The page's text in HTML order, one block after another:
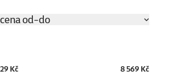
cena od-do
29 Kč 8 569 Kč